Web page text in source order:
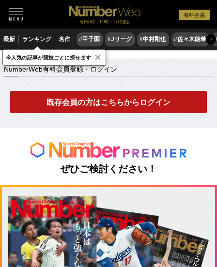
有料会員
毎日6時・11時・17時更新
最新 ランキング 名作 #甲子園 #Jリーグ #中村剛也 #佐々木朗希 〉
NumberWeb有料会員登録・ログイン
NumberWeb有料会員登録・ログイン
既存会員の方はこちらからログイン
ぜひご検討ください！
今人気の記事が競技ごとに探せます ×